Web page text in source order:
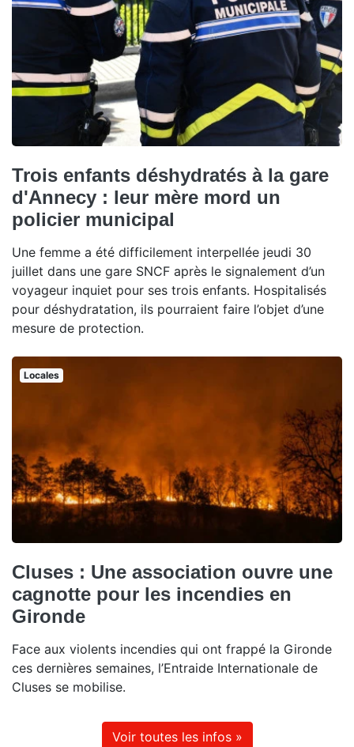
Trois enfants déshydratés à la gare
d'Annecy : leur mère mord un
policier municipal
Une femme a été difficilement interpellée jeudi 30
juillet dans une gare SNCF après le signalement d’un
voyageur inquiet pour ses trois enfants. Hospitalisés
pour déshydratation, ils pourraient faire l’objet d’une
mesure de protection.
Locales
Cluses : Une association ouvre une
cagnotte pour les incendies en
Gironde
Face aux violents incendies qui ont frappé la Gironde
ces dernières semaines, l’Entraide Internationale de
Cluses se mobilise.
Voir toutes les infos »